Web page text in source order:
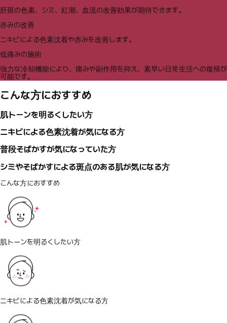
肝斑の色素、シミ、紅潮、血流の改善効果が期待できます。
赤みの改善
ニキビによる色素沈着や赤みを改善します。
低痛みの施術
強力な冷却機能により、痛みや副作用を抑え、素早い日常生活への復帰が
可能です。
こんな方におすすめ
肌トーンを明るくしたい方
ニキビによる色素沈着が気になる方
普段そばかすが気になっていた方
シミやそばかすによる斑点のある肌が気になる方
こんな方におすすめ
肌トーンを明るくしたい方
ニキビによる色素沈着が気になる方